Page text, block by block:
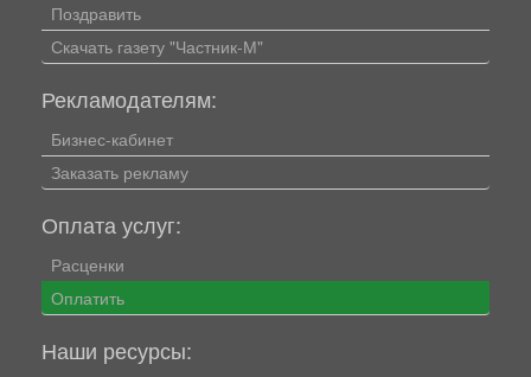
Поздравить
Скачать газету "Частник-М"
Рекламодателям:
Бизнес-кабинет
Заказать рекламу
Оплата услуг:
Расценки
Оплатить
Наши ресурсы: